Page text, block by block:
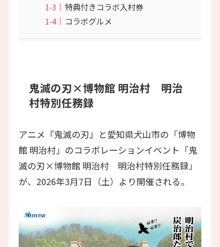
特典付きコラボ入村券
コラボグルメ
鬼滅の刃×博物館 明治村 明治
村特別任務録
アニメ『鬼滅の刃』と愛知県犬山市の「博物
館 明治村」のコラボレーションイベント「鬼
滅の刃×博物館 明治村 明治村特別任務録」
が、2026年3月7日（土）より開催される。